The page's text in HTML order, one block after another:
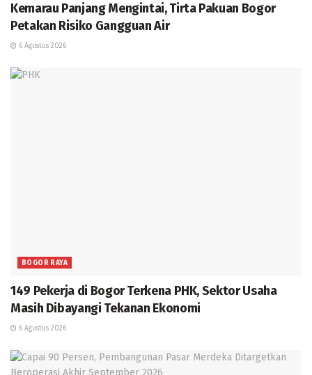
Kemarau Panjang Mengintai, Tirta Pakuan Bogor
Petakan Risiko Gangguan Air
6 Agustus 2026
BOGOR RAYA
149 Pekerja di Bogor Terkena PHK, Sektor Usaha
Masih Dibayangi Tekanan Ekonomi
6 Agustus 2026